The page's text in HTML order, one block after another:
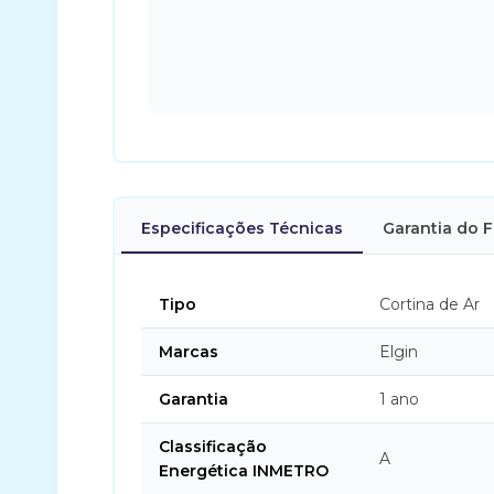
Especificações Técnicas Garantia do
Tipo Cortina de Ar
Marcas Elgin
Garantia 1 ano
Classificação
Energética INMETRO
A